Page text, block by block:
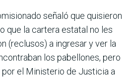
señaló que quisieron
que la cartera estatal no les
(reclusos) a ingresar y ver la
los pabellones, pero
el Ministerio de Justicia a